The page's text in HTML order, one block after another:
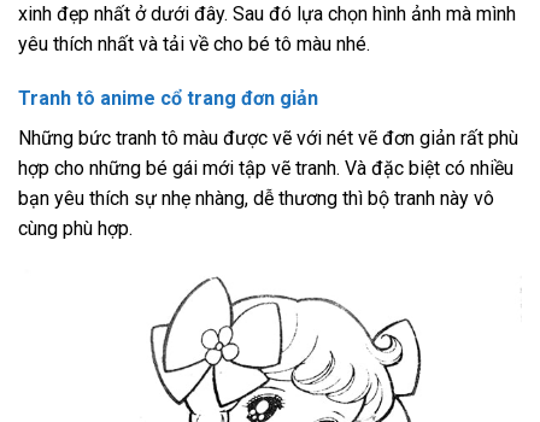
xinh đẹp nhất ở dưới đây. Sau đó lựa chọn hình ảnh mà mình
yêu thích nhất và tải về cho bé tô màu nhé.
Tranh tô anime cổ trang đơn giản
Những bức tranh tô màu được vẽ với nét vẽ đơn giản rất phù
hợp cho những bé gái mới tập vẽ tranh. Và đặc biệt có nhiều
bạn yêu thích sự nhẹ nhàng, dễ thương thì bộ tranh này vô
cùng phù hợp.